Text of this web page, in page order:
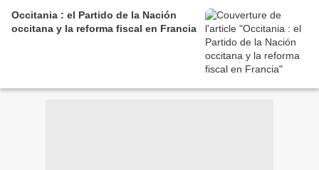
Occitania : el Partido de la Nación
occitana y la reforma fiscal en Francia